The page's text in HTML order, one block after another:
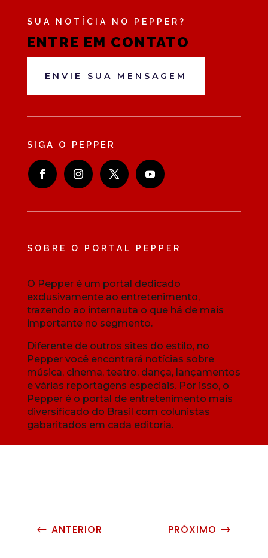
SUA NOTÍCIA NO PEPPER?
ENTRE EM CONTATO
ENVIE SUA MENSAGEM
SIGA O PEPPER
SOBRE O PORTAL PEPPER
O Pepper é um portal dedicado
exclusivamente ao entretenimento,
trazendo ao internauta o que há de mais
importante no segmento.
Diferente de outros sites do estilo, no
Pepper você encontrará notícias sobre
música, cinema, teatro, dança, lançamentos
e várias reportagens especiais. Por isso, o
Pepper é o portal de entretenimento mais
diversificado do Brasil com colunistas
gabaritados em cada editoria.
# ANTERIOR PRÓXIMO $